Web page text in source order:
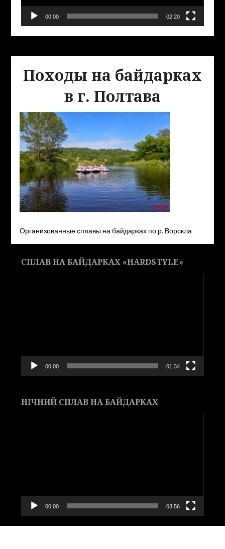
00:00 02:20
Походы на байдарках
в г. Полтава
Организованные сплавы на байдарках по р. Ворскла
СПЛАВ НА БАЙДАРКАХ «HARDSTYLE»
00:00 01:34
НІЧНИЙ СПЛАВ НА БАЙДАРКАХ
00:00 03:56